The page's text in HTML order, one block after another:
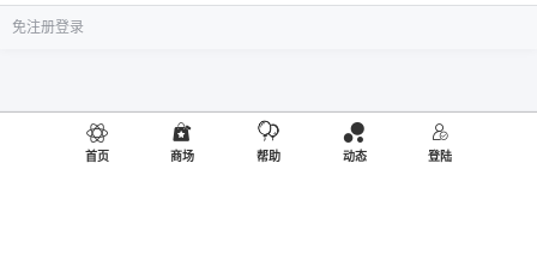
免注册登录
首页 商场 帮助 动态 登陆